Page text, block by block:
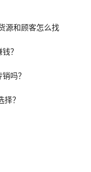
源和顾客怎么找
？
吗？
？